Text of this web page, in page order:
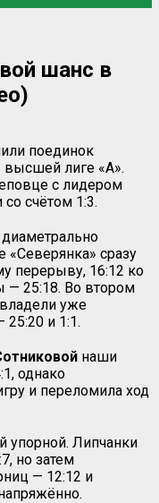
шанс в
поединок
высшей лиге «А».
с лидером
счётом 1:3.
сразу
перерыву, 16:12 ко
— 25:18. Во втором
уже
25:20 и 1:1.
наши
однако
и переломила ход
упорной. Липчанки
но затем
— 12:12 и